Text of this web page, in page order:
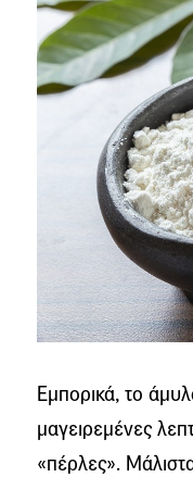
Εμπορικά, το
μαγειρεμένες
«πέρλες».